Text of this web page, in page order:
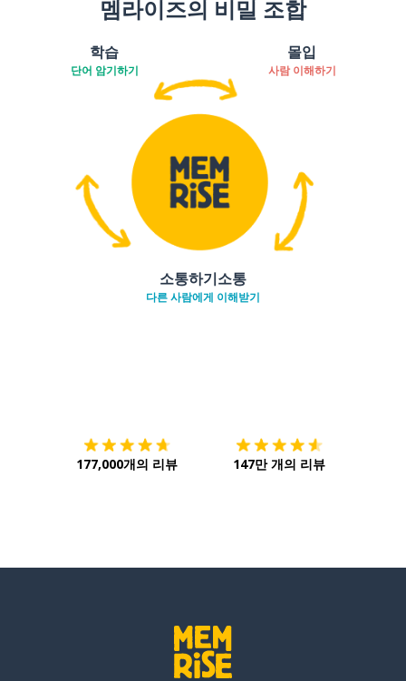
멤라이즈의 비밀 조합
학습
단어 암기하기
몰입
사람 이해하기
소통하기소통
다른 사람에게 이해받기
177,000개의 리뷰 147만 개의 리뷰